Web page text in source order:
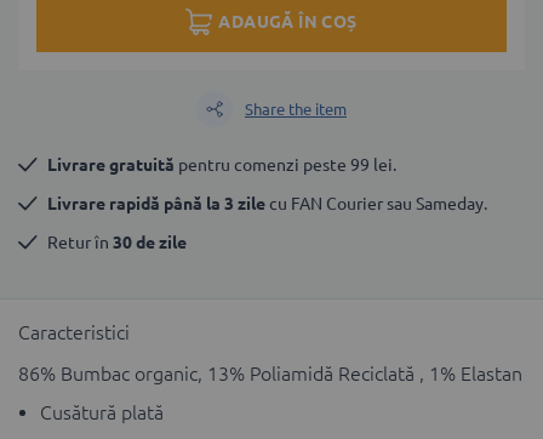
ADAUGĂ ÎN COȘ
Share the item
Livrare gratuită pentru comenzi peste 99 lei.
Livrare rapidă până la 3 zile cu FAN Courier sau Sameday.
Retur în 30 de zile
Caracteristici
86% Bumbac organic, 13% Poliamidă Reciclată , 1% Elastan
Cusătură plată